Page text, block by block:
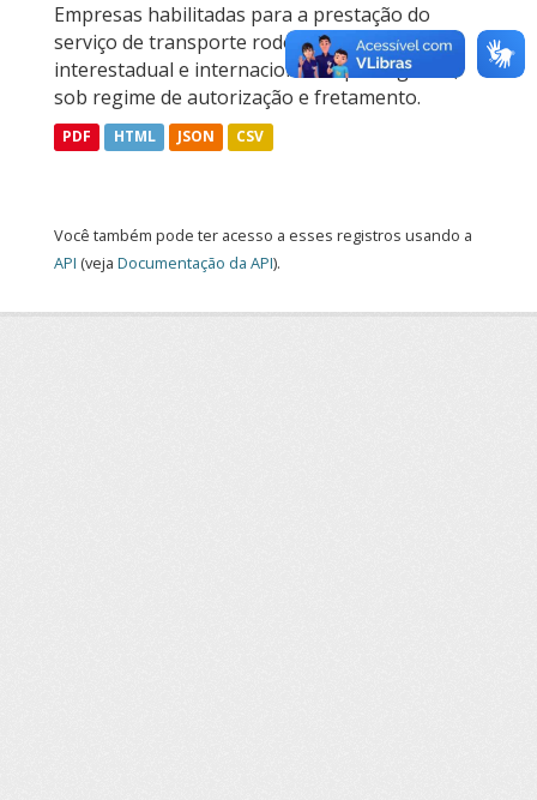
Empresas habilitadas para a prestação do
serviço de transporte rodoviário coletivo
interestadual e internacional de passageiros,
sob regime de autorização e fretamento.
PDF HTML JSON CSV
Você também pode ter acesso a esses registros usando a
API (veja Documentação da API).